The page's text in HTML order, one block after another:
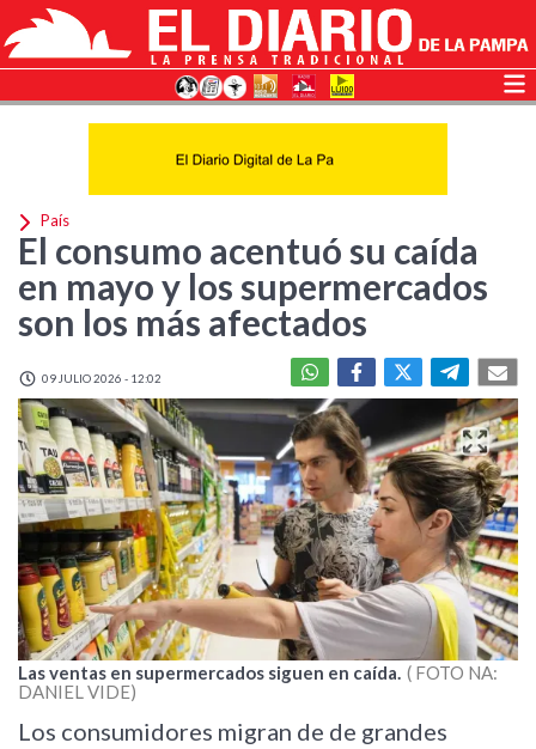
País
El consumo acentuó su caída
en mayo y los supermercados
son los más afectados
09 JULIO 2026 - 12:02
Las ventas en supermercados siguen en caída.
FOTO NA:
DANIEL VIDE
Los consumidores migran de de grandes